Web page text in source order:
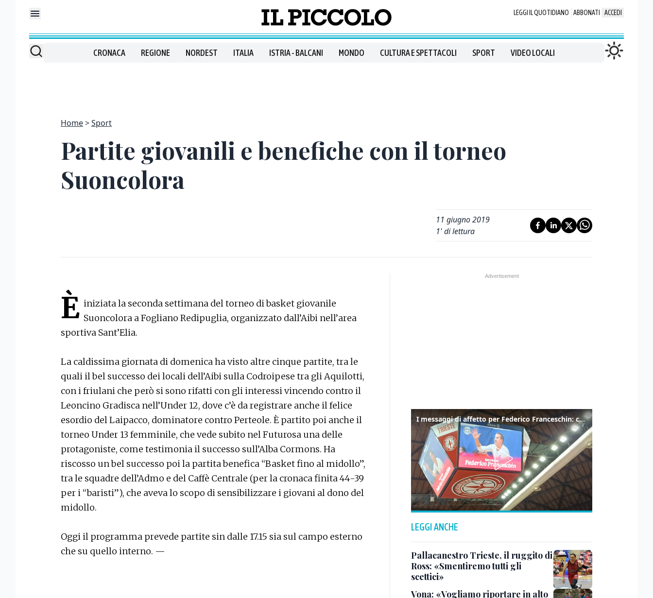
LEGGI IL QUOTIDIANO ABBONATI ACCEDI
CRONACA REGIONE NORDEST ITALIA ISTRIA - BALCANI MONDO CULTURA E SPETTACOLI SPORT VIDEO LOCALI
Home Sport
Partite giovanili e benefiche con il torneo
Suoncolora
11 giugno 2019
1' di lettura
È iniziata la seconda settimana del torneo di basket giovanile
Suoncolora a Fogliano Redipuglia, organizzato dall’Aibi nell’area
sportiva Sant’Elia.
La caldissima giornata di domenica ha visto altre cinque partite, tra le
quali il bel successo dei locali dell’Aibi sulla Codroipese tra gli Aquilotti,
con i friulani che però si sono rifatti con gli interessi vincendo contro il
Leoncino Gradisca nell’Under 12, dove c’è da registrare anche il felice
esordio del Laipacco, dominatore contro Perteole. È partito poi anche il
torneo Under 13 femminile, che vede subito nel Futurosa una delle
protagoniste, come testimonia il successo sull’Alba Cormons. Ha
riscosso un bel successo poi la partita benefica “Basket fino al midollo”,
tra le squadre dell’Admo e del Caffè Centrale (per la cronaca finita 44-39
per i “baristi”), che aveva lo scopo di sensibilizzare i giovani al dono del
midollo.
Oggi il programma prevede partite sin dalle 17.15 sia sul campo esterno
che su quello interno. —
I messaggi di affetto per Federico Franceschin: così il mondo del basket gli è stato accanto fino all’ultimo
LEGGI ANCHE
Pallacanestro Trieste, il ruggito di
Ross: «Smentiremo tutti gli
scettici»
Vona: «Vogliamo riportare in alto